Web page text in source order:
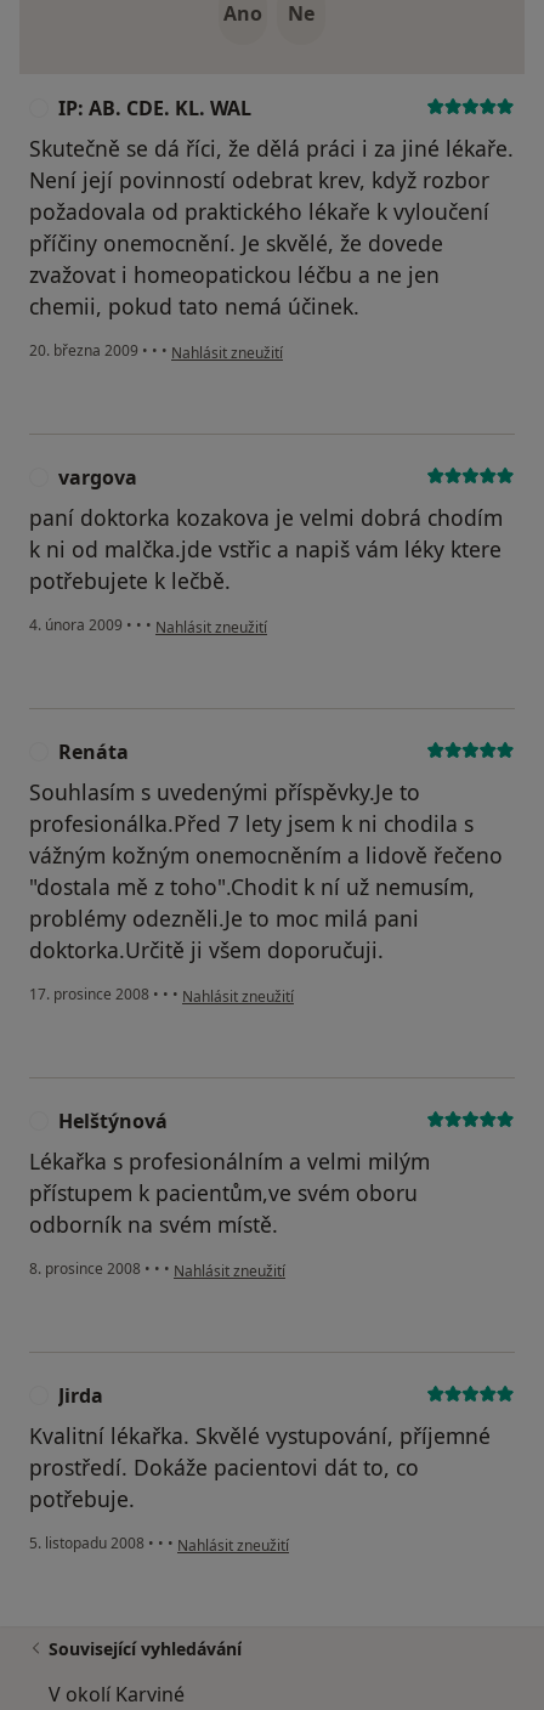
Ano Ne
IP: AB. CDE. KL. WAL
Skutečně se dá říci, že dělá práci i za jiné lékaře.
Není její povinností odebrat krev, když rozbor
požadovala od praktického lékaře k vyloučení
příčiny onemocnění. Je skvělé, že dovede
zvažovat i homeopatickou léčbu a ne jen
chemii, pokud tato nemá účinek.
20. března 2009 • • • podle názoru uživatele IP: AB. CDE. KL. WAL
Nahlásit zneužití
vargova
paní doktorka kozakova je velmi dobrá chodím
k ni od malčka.jde vstřic a napiš vám léky ktere
potřebujete k lečbě.
4. února 2009 • • • podle názoru uživatele vargova
Nahlásit zneužití
Renáta
Souhlasím s uvedenými příspěvky.Je to
profesionálka.Před 7 lety jsem k ni chodila s
vážným kožným onemocněním a lidově řečeno
"dostala mě z toho".Chodit k ní už nemusím,
problémy odezněli.Je to moc milá pani
doktorka.Určitě ji všem doporučuji.
17. prosince 2008 • • • podle názoru uživatele Renáta
Nahlásit zneužití
Helštýnová
Lékařka s profesionálním a velmi milým
přístupem k pacientům,ve svém oboru
odborník na svém místě.
8. prosince 2008 • • • podle názoru uživatele Helštýnová
Nahlásit zneužití
Jirda
Kvalitní lékařka. Skvělé vystupování, příjemné
prostředí. Dokáže pacientovi dát to, co
potřebuje.
5. listopadu 2008 • • • podle názoru uživatele Jirda
Nahlásit zneužití
Související vyhledávání
V okolí Karviné